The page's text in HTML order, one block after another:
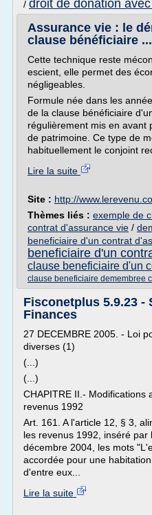
/ droit de donation
Assurance vie : le
clause bénéficiaire ...
Cette technique reste
escient, elle permet des
négligeables.
Formule née dans les
de la clause bénéficiaire
régulièrement mis en avant
de patrimoine. Ce type de
habituellement le conjoint
Lire la suite
Site : http://
Thèmes liés : exemple de
contrat d'assurance vie /
beneficiaire d'un contrat
beneficiaire d'un
clause beneficiaire d'un
clause beneficiaire demembree
Fisconetplus 5.9.23 -
Finances
27 DECEMBRE 2005. - Loi
diverses (1)
(...)
(...)
CHAPITRE II.- Modifications
revenus 1992
Art. 161. A l'article 12, § 3,
les revenus 1992, inséré
décembre 2004, les mots
accordée pour une
d'entre eux...
Lire la suite